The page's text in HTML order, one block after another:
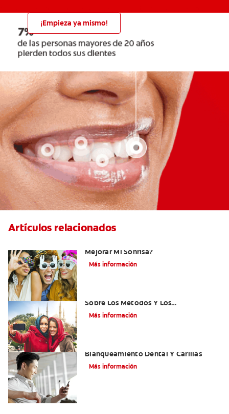
¡Empieza ya mismo!
Artículos relacionados
Mejorar Mi Sonrisa?
Más información
Sobre Los Métodos Y Los
Procedimientos Del Adhesivo Dental
Más información
Blanqueamiento Dental Y Carillas
Más información